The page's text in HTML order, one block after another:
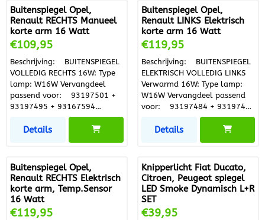
spiegelarm • met knipperlicht
• W16W • Pinklicht geel •
Aantal aansluitingen : 1 •
Aantal gebruikte contacten : 2
perfecte pasvorm en is
geschikt voor meerdere
bedrijfswagenmodellen van
Fiat, Citroën en Peugeot.
Ideaal na schade of om uw
voertuig weer een nette,
vernieuwde uitstraling te
geven. Kenmerken Losse
buitenspiegelkapjes – Rechts
Geschikt voor lange arm
eenvoudig te monteren
Duurzame, hoogwaardige
Ducato Type 250 (2006-
heden) Citroën Jumper (2006-
heden) Peugeot Boxer (2006-
heden)
Buitenspiegel Opel,
Renault RECHTS Manueel
korte arm 16 Watt
Prijs: 109,95
€109,95
Beschrijving: BUITENSPIEGEL
VOLLEDIG RECHTS 16W: Type
lamp: W16W Vervangdeel
passend voor: 93197501 +
93197495 + 93167594
4419422 Criteria: • zwart •
complete spiegel • convex •
groothoekspiegel • Korte
spiegelarm • met knipperlicht
• W16W • Pinklicht geel •
Aantal aansluitingen : 1 •
Aantal gebruikte contacten : 2
Details
Buitenspiegel Opel,
Renault LINKS Elektrisch
korte arm 16 Watt
Prijs: 119,95
€119,95
Beschrijving: BUITENSPIEGEL
ELEKTRISCH VOLLEDIG LINKS
Verwarmd 16W: Type lamp:
W16W Vervangdeel passend
voor: 93197484 + 93197494
4419408 Criteria: • zwart •
complete spiegel • convex •
verwarmbaar • met
groothoekspiegel • Korte
spiegelarm • met knipperlicht
• W16W • Pinklicht geel •
Aantal aansluitingen : 1 •
Details
Buitenspiegel Opel,
Renault RECHTS Elektrisch
korte arm, Temp.Sensor
16 Watt
Prijs: 119,95
€119,95
Knipperlicht Fiat Ducato,
Citroen, Peugeot spiegel
LED Smoke Dynamisch L+R
SET
Prijs: 39,95
€39,95